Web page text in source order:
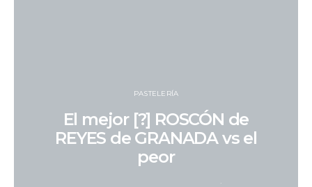
PASTELERÍA
El mejor [?] ROSCÓN de
REYES de GRANADA vs el
peor